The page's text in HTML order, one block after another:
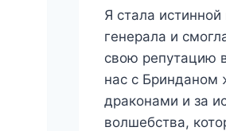
Я стала
генерала и
свою репутацию
нас с Бринданом
драконами и за
волшебства,